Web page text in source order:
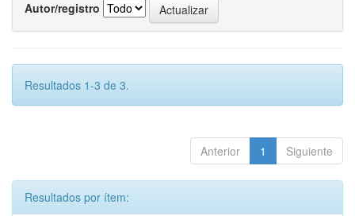
Autor/registro
Resultados 1-3 de 3.
Anterior 1 Siguiente
Resultados por ítem: